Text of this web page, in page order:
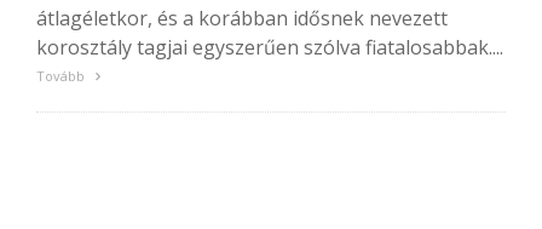
átlagéletkor, és a korábban idősnek nevezett
korosztály tagjai egyszerűen szólva fiatalosabbak....
Tovább